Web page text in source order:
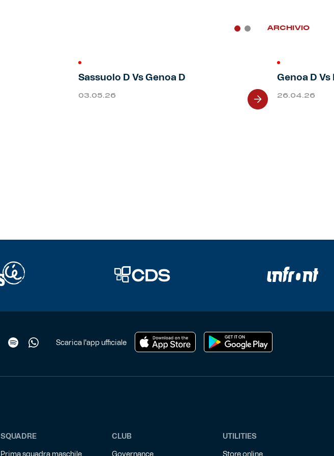
ARCHIVIO
Sassuolo D Vs Genoa D
03.05.26
Genoa D Vs
26.04.26
Next
Scarica l'app ufficiale
SQUADRE
Prima squadra maschile
CLUB
Governance
UTILITIES
Store online